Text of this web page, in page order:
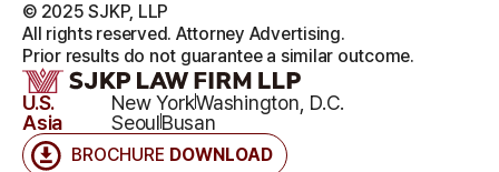
BROCHURE DOWNLOAD
U.S. New YorkWashington, D.C.
Asia
SeoulBusan
© 2025 SJKP, LLP
All rights reserved. Attorney Advertising.
Prior results do not guarantee a similar outcome.